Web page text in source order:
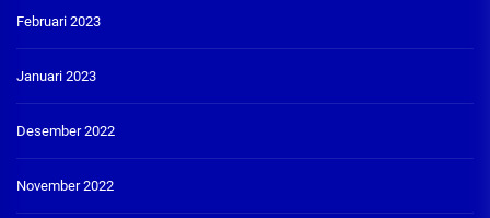
Februari 2023
Januari 2023
Desember 2022
November 2022